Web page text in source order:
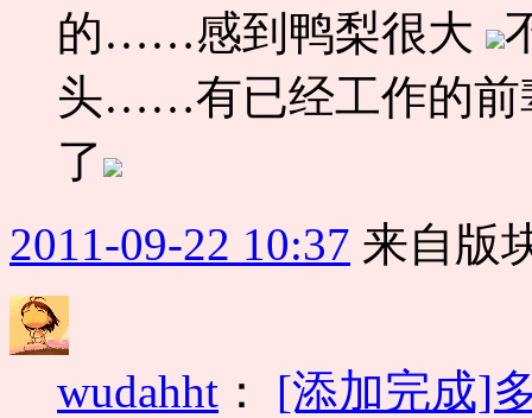
的……感到鸭梨很大
头……有已经工作的前
了
2011-09-22 10:37 来自版
wudahht ： [添加完成]